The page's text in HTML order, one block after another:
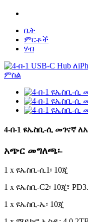
ቤት
ምርቶች
ሃብ
4-በ-1 ዩኤስቢ-ሲ መገናኛ
አጭር መግለጫ፡-
1 x ዩኤስቢ-ሲ1፡ 10ጂ
1 x ዩኤስቢ-C2፡ 10ጂ፣
1 x ዩኤስቢ-ኤ፡ 10ጂ